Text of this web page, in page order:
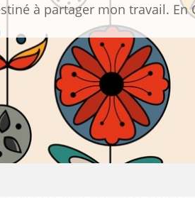
à partager mon travail. En